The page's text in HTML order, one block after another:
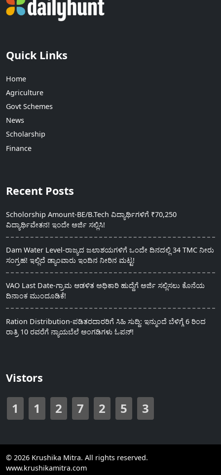
Quick Links
Home
Agriculture
Govt Schemes
News
Scholarship
Finance
Recent Posts
Scholorship Amount-BE/B.Tech ವಿದ್ಯಾರ್ಥಿಗಳಿಗೆ ₹70,250
ವಿದ್ಯಾರ್ಥಿವೇತನ! ಇಂದೇ ಅರ್ಜಿ ಸಲ್ಲಿಸಿ!
Dam Water Level-ರಾಜ್ಯದ ಜಲಾಶಯಗಳಿಗೆ ಒಂದೇ ದಿನದಲ್ಲಿ 34 TMC ನೀರು
ಸಂಗ್ರಹ! ಇಲ್ಲಿದೆ ಡ್ಯಾಂವಾರು ಇಂದಿನ ನೀರಿನ ಮಟ್ಟ!
VAO Last Date-ಗ್ರಾಮ ಆಡಳಿತ ಅಧಿಕಾರಿ ಹುದ್ದೆಗೆ ಅರ್ಜಿ ಸಲ್ಲಿಸಲು ಕೊನೆಯ
ದಿನಾಂಕ ಮುಂದೂಡಿಕೆ!
Ration Distribution-ಪಡಿತರದಾರರಿಗೆ ಸಿಹಿ ಸುದ್ದಿ: ಇನ್ಮುಂದೆ ಬೆಳಿಗ್ಗೆ 6 ರಿಂದ
ರಾತ್ರಿ 10 ರವರೆಗೆ ನ್ಯಾಯಬೆಲೆ ಅಂಗಡಿಗಳು ಓಪನ್!
Vistors
1 1 2 7 2 5 3
© 2026 Krushika Mitra. All rights reserved.
www.krushikamitra.com